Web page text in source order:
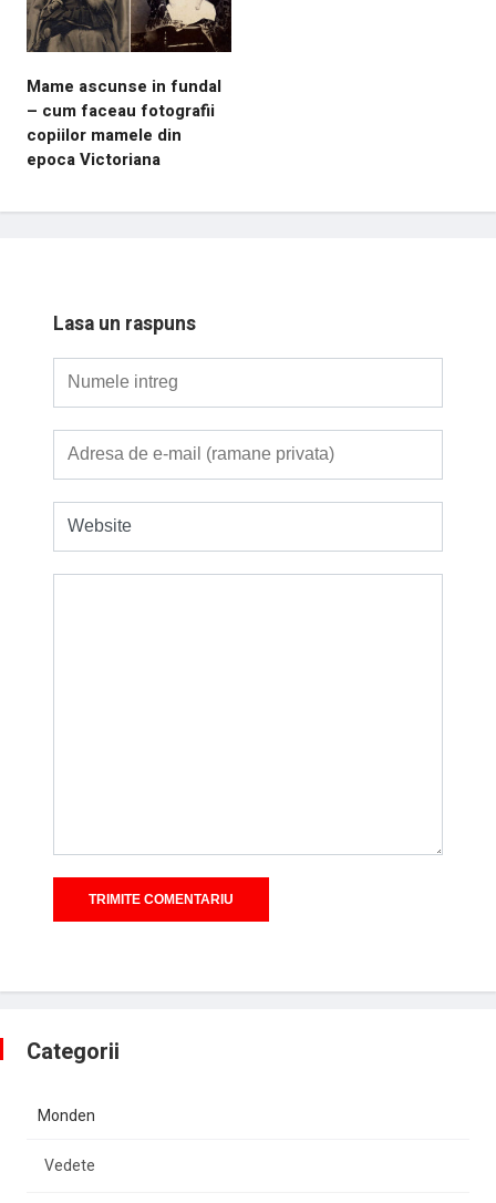
Mame ascunse in fundal
– cum faceau fotografii
copiilor mamele din
epoca Victoriana
Lasa un raspuns
Categorii
Monden
Vedete